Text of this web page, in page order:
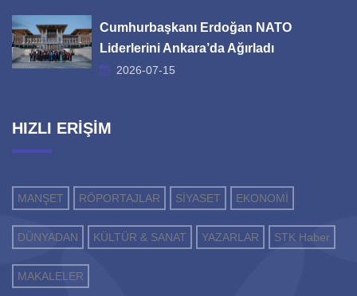
Cumhurbaşkanı Erdoğan NATO
Liderlerini Ankara’da Ağırladı
2026-07-15
HIZLI ERİŞİM
MANŞET RÖPORTAJLAR SİYASET EKONOMİ
DÜNYADAN KÜLTÜR & SANAT YAZARLAR STK Haber
MAKALELER